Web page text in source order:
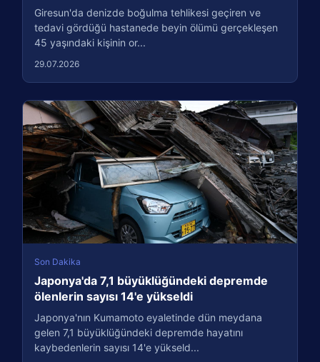
Giresun'da denizde boğulma tehlikesi geçiren ve
tedavi gördüğü hastanede beyin ölümü gerçekleşen
45 yaşındaki kişinin or...
29.07.2026
Son Dakika
Japonya'da 7,1 büyüklüğündeki depremde
ölenlerin sayısı 14'e yükseldi
Japonya'nın Kumamoto eyaletinde dün meydana
gelen 7,1 büyüklüğündeki depremde hayatını
kaybedenlerin sayısı 14'e yükseld...